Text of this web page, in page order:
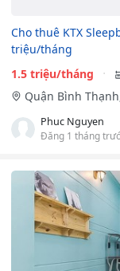
Cho thuê KTX
triệu/tháng
1.5 triệu/tháng
Quận Bình
Phuc Nguyen
Đăng 1 tháng